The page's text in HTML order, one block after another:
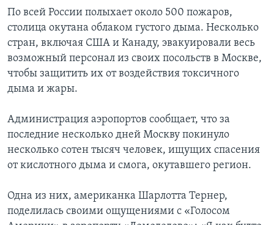
поискДИСКУССИЯ VOA
ДЕТАЛИ
НЬЮ-ЙОРК NEW YORK
АМЕРИКА. БОЛЬШОЕ ПУТЕШЕСТВИЕ
АРТЕФАКТЫ
АМЕРИКАНСКИЕ ГОРОДКИ
ТЕСТЫ
ЗА СВОБОДУ ПРЕССЫ
УЧИМ АНГЛИЙСКИЙ
ВИДЕО
ПОДПИСКА НА НОВОСТИ
СОЦИАЛЬНЫЕ СЕТИ
Языки
По всей России полыхает около 500 пожаров,
столица окутана облаком густого дыма. Несколько
стран, включая США и Канаду, эвакуировали весь
возможный персонал из своих посольств в Москве,
чтобы защитить их от воздействия токсичного
дыма и жары.
Администрация аэропортов сообщает, что за
последние несколько дней Москву покинуло
несколько сотен тысяч человек, ищущих спасения
от кислотного дыма и смога, окутавшего регион.
Одна из них, американка Шарлотта Тернер,
поделилась своими ощущениями с «Голосом